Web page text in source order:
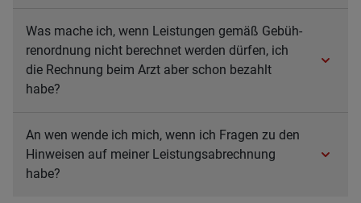
Was mache ich, wenn Leis­tun­gen gemäß Gebüh­
ren­ord­nung nicht berech­net wer­den dür­fen, ich
die Rech­nung beim Arzt aber schon bezahlt
habe?
An wen wende ich mich, wenn ich Fra­gen zu den
Hin­wei­sen auf mei­ner Leis­tungs­ab­rech­nung
habe?